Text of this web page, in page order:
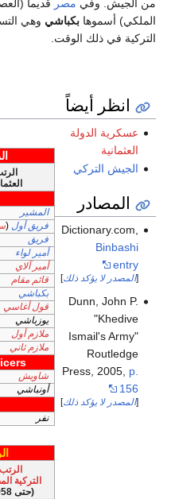
المشير
فريق أول (
فريق
أمير لواء
أمير آلاي
قائم مقام
بكباشي
قول أغاسي
يوزباشي
ملازم أول
ملازم ثاني
شاويش
أونباشي
نفر
الرتب
التركية
(حتى 1958)
من الجيش. وفي مصر قديماً
الملكي) أسموها بكباشي وهي
التركية في ذلك الوقت.
انظر أيضاً
عسكرية الدولة
العثمانية
الجيش التركي
المصادر
Dictionary.com,
Binbashi
entry
[المصدر لا يؤكد ذلك]
Dunn, John P.
"Khedive
Ismail's Army"
Routledge
Press, 2005, p.
156
[المصدر لا يؤكد ذلك]